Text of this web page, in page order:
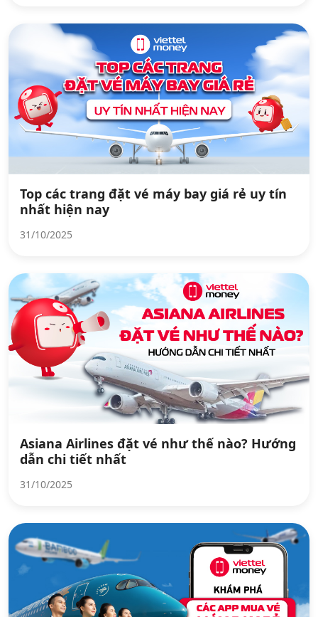
Top các trang đặt vé máy bay giá rẻ uy tín
nhất hiện nay
31/10/2025
Asiana Airlines đặt vé như thế nào? Hướng
dẫn chi tiết nhất
31/10/2025